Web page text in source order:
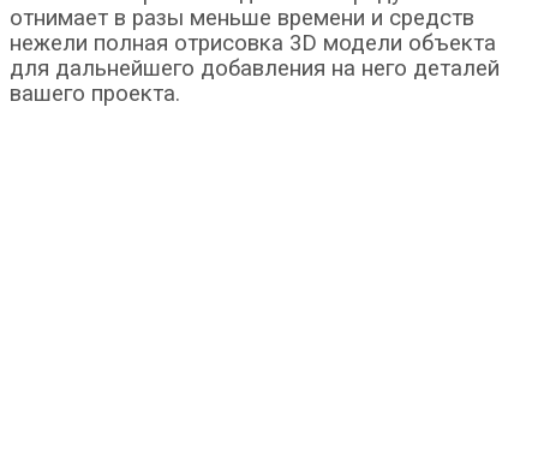
отнимает в разы меньше времени и средств
нежели полная отрисовка 3D модели объекта
для дальнейшего добавления на него деталей
вашего проекта.